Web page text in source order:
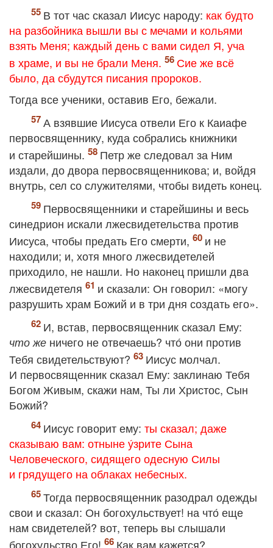
В тот час сказал Иисус народу: как будто
на разбойника вышли вы с мечами и кольями
взять Меня; каждый день с вами сидел Я, уча
в храме, и вы не брали Меня.
Сие же всё
было, да сбудутся писания пророков.
Тогда все ученики, оставив Его, бежали.
А взявшие Иисуса отвели Его к Каиафе
первосвященнику, куда собрались книжники
и старейшины.
Петр же следовал за Ним
издали, до двора первосвященникова; и, войдя
внутрь, сел со служителями, чтобы видеть конец.
Первосвященники и старейшины и весь
синедрион искали лжесвидетельства против
Иисуса, чтобы предать Его смерти,
и не
находили; и, хотя много лжесвидетелей
приходило, не нашли. Но наконец пришли два
лжесвидетеля
и сказали: Он говорил: «могу
разрушить храм Божий и в три дня создать его».
И, встав, первосвященник сказал Ему:
что же ничего не отвечаешь? что́ они против
Тебя свидетельствуют?
Иисус молчал.
И первосвященник сказал Ему: заклинаю Тебя
Богом Живым, скажи нам, Ты ли Христос, Сын
Божий?
Иисус говорит ему: ты сказал; даже
сказываю вам: отныне у́зрите Сына
Человеческого, сидящего одесную Силы
и грядущего на облаках небесных.
Тогда первосвященник разодрал одежды
свои и сказал: Он богохульствует! на что́ еще
нам свидетелей? вот, теперь вы слышали
богохульство Его!
Как вам кажется?